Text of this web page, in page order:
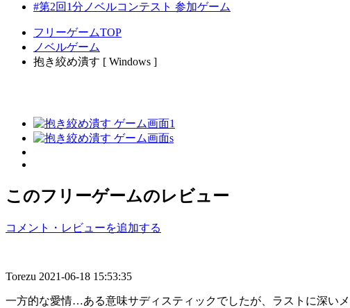
#第2回1分ノベルコンテスト 参加ゲーム
フリーゲームTOP
ノベルゲーム
抱き絞め潰す [ Windows ]
このフリーゲームのレビュー
コメント・レビューを追加する
Torezu 2021-06-18 15:53:35
一方的な愛情…ある意味サディスティックでしたが、ラストに深い